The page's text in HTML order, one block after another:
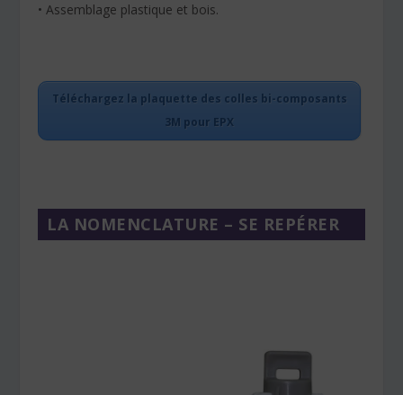
• Assemblage plastique et bois.
Téléchargez la plaquette des colles bi-composants
3M pour EPX
LA NOMENCLATURE – SE REPÉRER